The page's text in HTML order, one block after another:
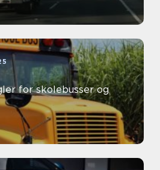
for skolebusser og